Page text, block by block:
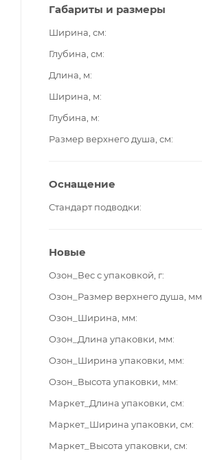
Габариты и размеры
Ширина, см
Глубина, см
Длина, м
Ширина, м
Глубина, м
Размер верхнего душа, см
Оснащение
Стандарт подводки
Новые
Озон_Вес с упаковкой, г
Озон_Размер верхнего душа, мм
Озон_Ширина, мм
Озон_Длина упаковки, мм
Озон_Ширина упаковки, мм
Озон_Высота упаковки, мм
Маркет_Длина упаковки, см
Маркет_Ширина упаковки, см
Маркет_Высота упаковки, см